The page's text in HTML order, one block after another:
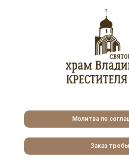
Молитва по
Заказ требы